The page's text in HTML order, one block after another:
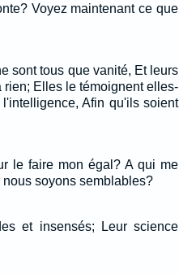
Voyez maintenant ce que
sont tous que vanité, Et leurs
Elles le témoignent elles-
Afin qu'ils soient
le faire mon égal? A qui me
soyons semblables?
et insensés; Leur science